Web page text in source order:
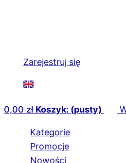
Zarejestruj się
0,00 zł Koszyk: (pusty)
Kategorie
Promocje
Nowości